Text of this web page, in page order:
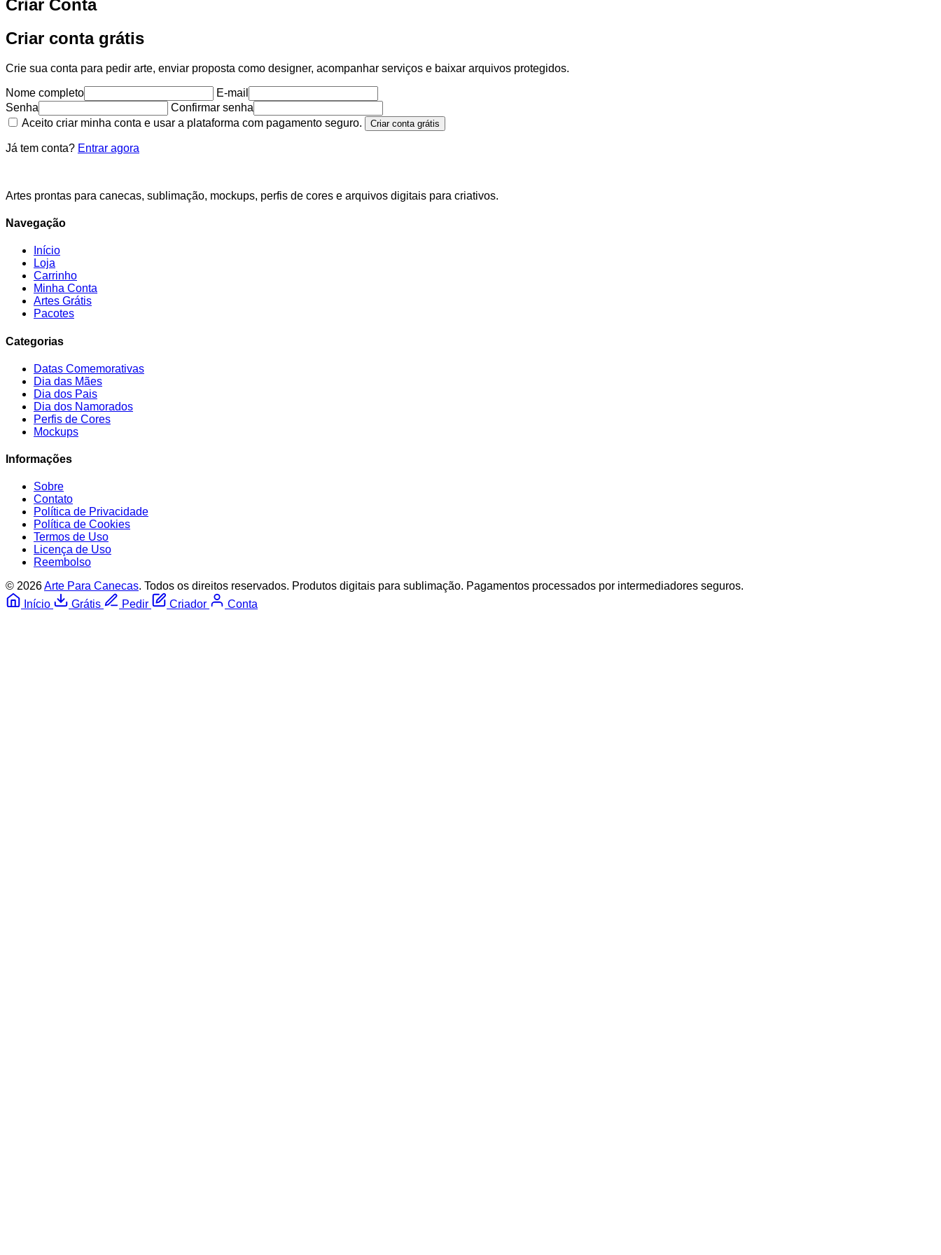
Criar Conta
Criar conta grátis
Crie sua conta para pedir arte, enviar proposta como designer, acompanhar serviços e baixar arquivos protegidos.
Nome completo
E-mail
Senha
Confirmar senha
Aceito criar minha conta e usar a plataforma com pagamento seguro.
Criar conta grátis
Já tem conta? Entrar agora
Artes prontas para canecas, sublimação, mockups, perfis de cores e arquivos digitais para criativos.
Navegação
Início
Loja
Carrinho
Minha Conta
Artes Grátis
Pacotes
Categorias
Datas Comemorativas
Dia das Mães
Dia dos Pais
Dia dos Namorados
Perfis de Cores
Mockups
Informações
Sobre
Contato
Política de Privacidade
Política de Cookies
Termos de Uso
Licença de Uso
Reembolso
© 2026Arte Para Canecas. Todos os direitos reservados. Produtos digitais para sublimação. Pagamentos processados por intermediadores seguros.
Início
Grátis Pedir Criador Conta